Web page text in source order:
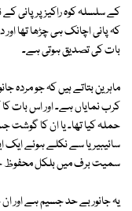
کے سلسلہ کوہ راکیز پر پانی
کہ پانی اچانک ہی چڑھا تھا
بات کی تصدیق ہوتی ہے۔
ماہرین بتاتے ہیں کہ جو مردہ
کرب نمایاں ہے۔ اور اس بات
حملہ کیا تھا۔ یا ان کا
سائیبیریا سے نکلے ہوئے ایک
سمیت برف میں بلکل محفوظ
یہ جانور بے حد جسیم ہے اور